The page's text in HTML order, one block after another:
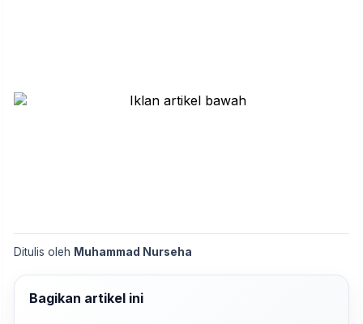
Ditulis oleh Muhammad Nurseha
Bagikan artikel ini